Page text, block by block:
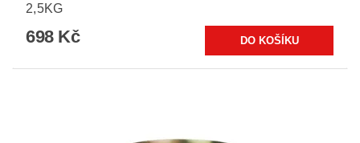
2,5KG
698 Kč